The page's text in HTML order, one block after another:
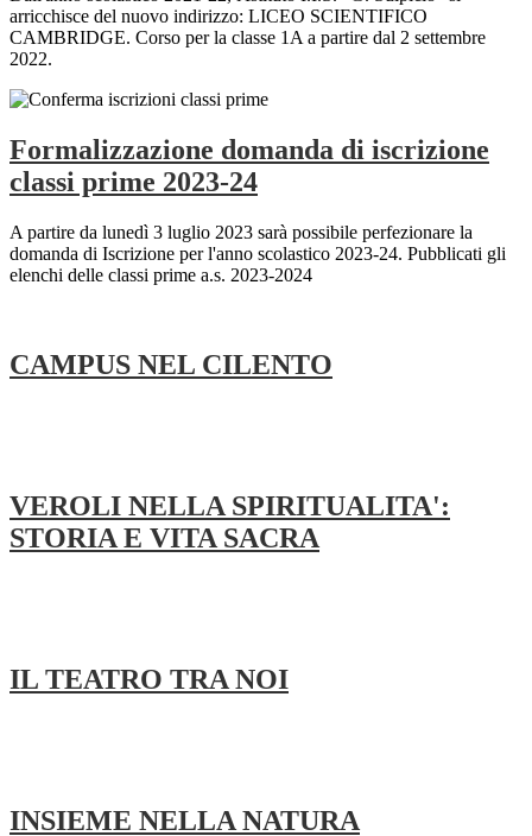
arricchisce del nuovo indirizzo: LICEO SCIENTIFICO
CAMBRIDGE. Corso per la classe 1A a partire dal 2 settembre
2022.
Formalizzazione domanda di iscrizione
classi prime 2023-24
A partire da lunedì 3 luglio 2023 sarà possibile perfezionare la
domanda di Iscrizione per l'anno scolastico 2023-24. Pubblicati gli
elenchi delle classi prime a.s. 2023-2024
CAMPUS NEL CILENTO
VEROLI NELLA SPIRITUALITA':
STORIA E VITA SACRA
IL TEATRO TRA NOI
INSIEME NELLA NATURA